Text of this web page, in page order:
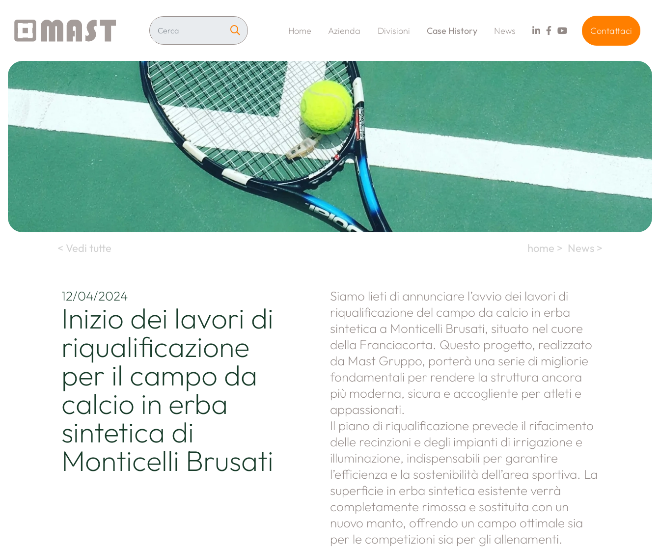
Home Azienda Divisioni Case History News Contattaci
< Vedi tutte home > News >
12/04/2024
Inizio dei lavori di
riqualificazione
per il campo da
calcio in erba
sintetica di
Monticelli Brusati
Siamo lieti di annunciare l’avvio dei lavori di
riqualificazione del campo da calcio in erba
sintetica a Monticelli Brusati, situato nel cuore
della Franciacorta. Questo progetto, realizzato
da Mast Gruppo, porterà una serie di migliorie
fondamentali per rendere la struttura ancora
più moderna, sicura e accogliente per atleti e
appassionati.
Il piano di riqualificazione prevede il rifacimento
delle recinzioni e degli impianti di irrigazione e
illuminazione, indispensabili per garantire
l’efficienza e la sostenibilità dell’area sportiva. La
superficie in erba sintetica esistente verrà
completamente rimossa e sostituita con un
nuovo manto, offrendo un campo ottimale sia
per le competizioni sia per gli allenamenti.